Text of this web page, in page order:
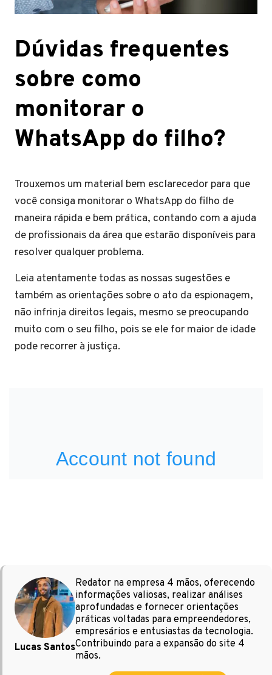
Dúvidas frequentes
sobre como
monitorar o
WhatsApp do filho?
Trouxemos um material bem esclarecedor para que
você consiga monitorar o WhatsApp do filho de
maneira rápida e bem prática, contando com a ajuda
de profissionais da área que estarão disponíveis para
resolver qualquer problema.
Leia atentamente todas as nossas sugestões e
também as orientações sobre o ato da espionagem,
não infrinja direitos legais, mesmo se preocupando
muito com o seu filho, pois se ele for maior de idade
pode recorrer à justiça.
Lucas Santos
Redator na empresa 4 mãos, oferecendo
informações valiosas, realizar análises
aprofundadas e fornecer orientações
práticas voltadas para empreendedores,
empresários e entusiastas da tecnologia.
Contribuindo para a expansão do site 4
mãos.